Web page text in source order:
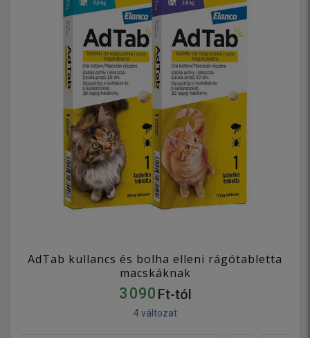
AdTab kullancs és bolha elleni rágótabletta
macskáknak
3 090 Ft-tól
4 változat